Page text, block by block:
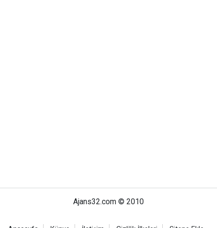
Ajans32.com © 2010